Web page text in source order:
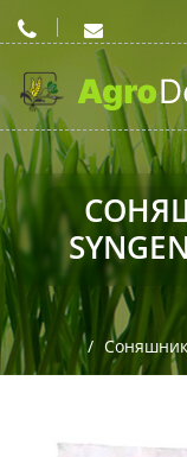
Соняшник